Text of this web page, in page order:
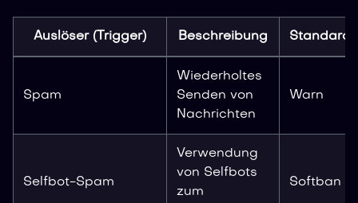
Auslöser (Trigger) Beschreibung
Spam
Wiederholtes
Senden von
Nachrichten
Warn
Selfbot-Spam
Verwendung
von Selfbots
zum
Softban